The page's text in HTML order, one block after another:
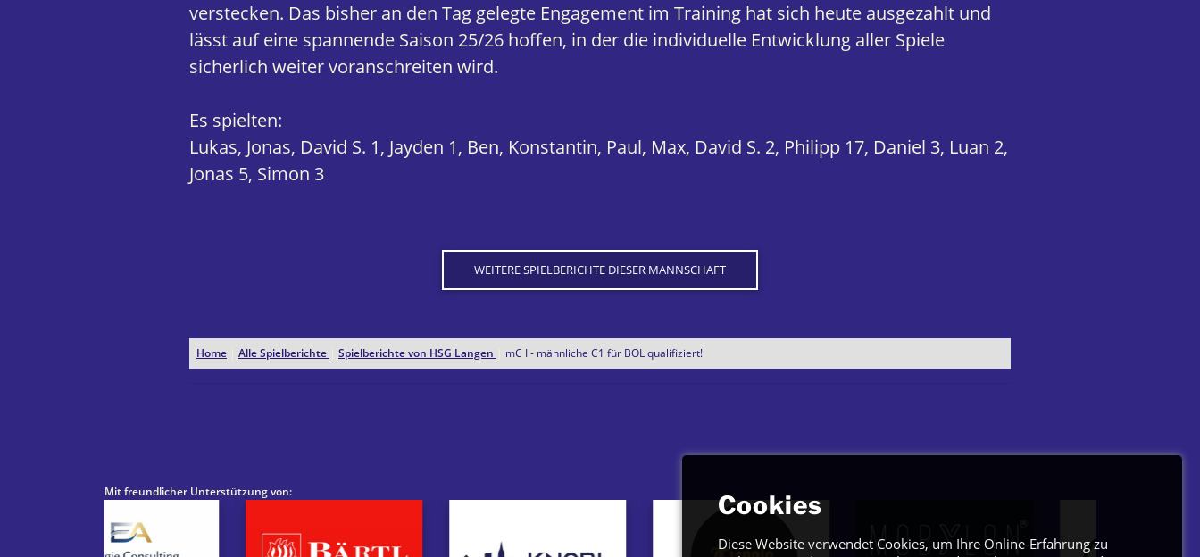
verstecken. Das bisher an den Tag gelegte Engagement im Training hat sich heute ausgezahlt und
lässt auf eine spannende Saison 25/26 hoffen, in der die individuelle Entwicklung aller Spiele
sicherlich weiter voranschreiten wird.
Es spielten:
Lukas, Jonas, David S. 1, Jayden 1, Ben, Konstantin, Paul, Max, David S. 2, Philipp 17, Daniel 3, Luan 2,
Jonas 5, Simon 3
WEITERE SPIELBERICHTE DIESER MANNSCHAFT
Home Alle Spielberichte Spielberichte von HSG Langen mC I - männliche C1 für BOL qualifiziert!
Mit freundlicher Unterstützung von: Cookies
Diese Website verwendet Cookies, um Ihre Online-Erfahrung zu